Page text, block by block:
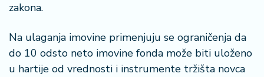
zakona.
Na ulaganja imovine primenjuju se ograničenja da
do 10 odsto neto imovine fonda može biti uloženo
u hartije od vrednosti i instrumente tržišta novca